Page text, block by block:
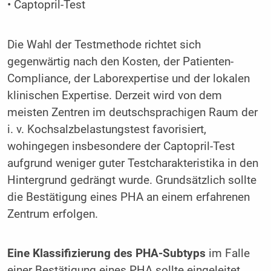
• Captopril-Test
Die Wahl der Testmethode richtet sich
gegenwärtig nach den Kosten, der Patienten-
Compliance, der Laborexpertise und der lokalen
klinischen Expertise. Derzeit wird von dem
meisten Zentren im deutschsprachigen Raum der
i. v. Kochsalzbelastungstest favorisiert,
wohingegen insbesondere der Captopril-Test
aufgrund weniger guter Testcharakteristika in den
Hintergrund gedrängt wurde. Grundsätzlich sollte
die Bestätigung eines PHA an einem erfahrenen
Zentrum erfolgen.
Eine Klassifizierung des PHA-Subtyps im Falle